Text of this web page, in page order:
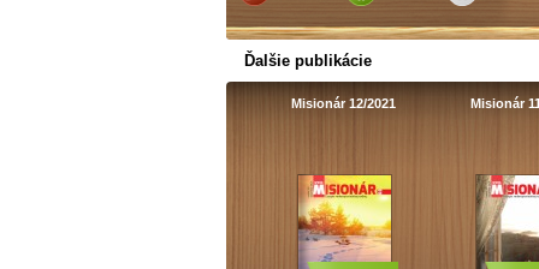
Ďalšie publikácie
Misionár 12/2021 Misionár